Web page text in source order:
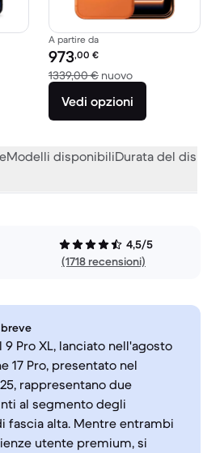
1298,07 € del nuovo
A partire da
Prezzo del ricondizionato:
973,00 €
1339,00 € nuovoRispetto a
Vedi opzioni
Modelli disponibiliDurata del
4,5/5
(1718 recensioni)
9 Pro XL, lanciato nell'agosto
17 Pro, presentato nel
rappresentano due
al segmento degli
fascia alta. Mentre entrambi
utente premium, si